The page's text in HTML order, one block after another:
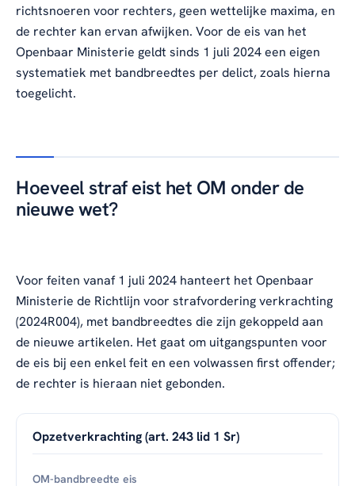
richtsnoeren voor rechters, geen wettelijke maxima, en
de rechter kan ervan afwijken. Voor de eis van het
Openbaar Ministerie geldt sinds 1 juli 2024 een eigen
systematiek met bandbreedtes per delict, zoals hierna
toegelicht.
Hoeveel straf eist het OM onder de
nieuwe wet?
Voor feiten vanaf 1 juli 2024 hanteert het Openbaar
Ministerie de Richtlijn voor strafvordering verkrachting
(2024R004), met bandbreedtes die zijn gekoppeld aan
de nieuwe artikelen. Het gaat om uitgangspunten voor
de eis bij een enkel feit en een volwassen first offender;
de rechter is hieraan niet gebonden.
Opzetverkrachting (art. 243 lid 1 Sr)